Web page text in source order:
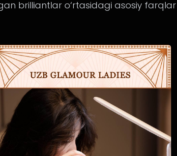
brilliantlar o‘rtasidagi asosiy farqlar